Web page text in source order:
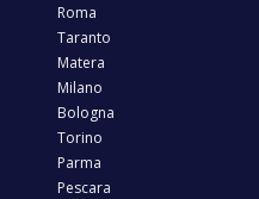
Roma
Taranto
Matera
Milano
Bologna
Torino
Parma
Pescara